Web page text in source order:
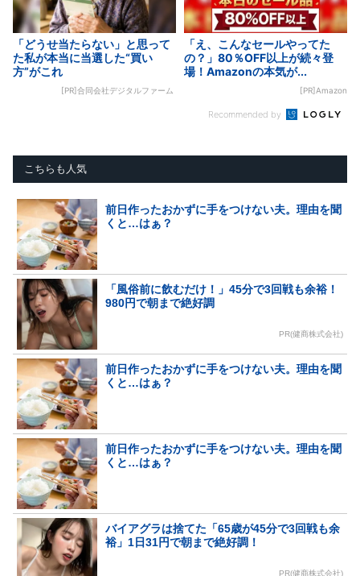
「どうせ当たらない」と思って
た私が本当に当選した“買い
方”がこれ
[PR]合同会社デジタルファーム
「え、こんなセールやってた
の？」80％OFF以上が続々登
場！Amazonの本気が...
[PR]Amazon
Recommended by
こちらも人気
前日作ったおかずに手をつけない夫。理由を聞
くと…はぁ？
「風俗前に飲むだけ！」45分で3回戦も余裕！
980円で朝まで絶好調
PR(健商株式会社)
前日作ったおかずに手をつけない夫。理由を聞
くと…はぁ？
前日作ったおかずに手をつけない夫。理由を聞
くと…はぁ？
バイアグラは捨てた「65歳が45分で3回戦も余
裕」1日31円で朝まで絶好調！
PR(健商株式会社)